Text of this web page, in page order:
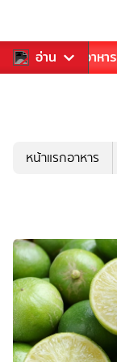
อ่าน
การเพลง อาหาร
หน้าแรกอาหาร